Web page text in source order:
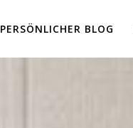
PERSÖNLICHER BLOG